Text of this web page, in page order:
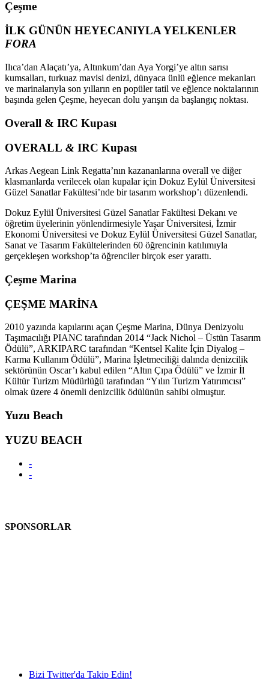
Çeşme
İLK GÜNÜN HEYECANIYLA YELKENLER
FORA
Ilıca’dan Alaçatı’ya, Altınkum’dan Aya Yorgi’ye altın sarısı
kumsalları, turkuaz mavisi denizi, dünyaca ünlü eğlence mekanları
ve marinalarıyla son yılların en popüler tatil ve eğlence noktalarının
başında gelen Çeşme, heyecan dolu yarışın da başlangıç noktası.
Overall & IRC Kupası
OVERALL & IRC Kupası
Arkas Aegean Link Regatta’nın kazananlarına overall ve diğer
klasmanlarda verilecek olan kupalar için Dokuz Eylül Üniversitesi
Güzel Sanatlar Fakültesi’nde bir tasarım workshop’ı düzenlendi.
Dokuz Eylül Üniversitesi Güzel Sanatlar Fakültesi Dekanı ve
öğretim üyelerinin yönlendirmesiyle Yaşar Üniversitesi, İzmir
Ekonomi Üniversitesi ve Dokuz Eylül Üniversitesi Güzel Sanatlar,
Sanat ve Tasarım Fakültelerinden 60 öğrencinin katılımıyla
gerçekleşen workshop’ta öğrenciler birçok eser yarattı.
Çeşme Marina
ÇEŞME MARİNA
2010 yazında kapılarını açan Çeşme Marina, Dünya Denizyolu
Taşımacılığı PIANC tarafından 2014 “Jack Nichol – Üstün Tasarım
Ödülü”, ARKIPARC tarafından “Kentsel Kalite İçin Diyalog –
Karma Kullanım Ödülü”, Marina İşletmeciliği dalında denizcilik
sektörünün Oscar’ı kabul edilen “Altın Çıpa Ödülü” ve İzmir İl
Kültür Turizm Müdürlüğü tarafından “Yılın Turizm Yatırımcısı”
olmak üzere 4 önemli denizcilik ödülünün sahibi olmuştur.
Yuzu Beach
YUZU BEACH
-
-
SPONSORLAR
Bizi Twitter'da Takip Edin!